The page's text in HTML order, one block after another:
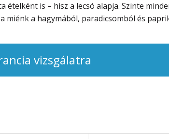
is – hisz a lecsó alapja. Szinte
miénk a hagymából, paradicsomból és
vizsgálatra